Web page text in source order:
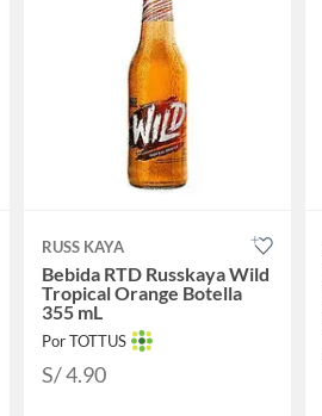
RUSS KAYA
Bebida RTD Russkaya Wild
Tropical Orange Botella
355 mL
Por TOTTUS
S/ 4.90